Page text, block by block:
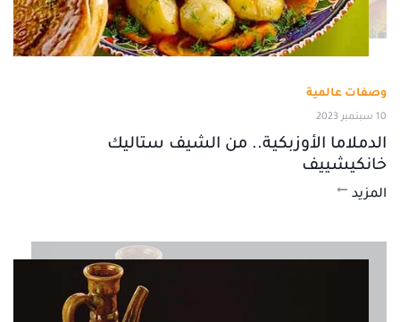
وصفات عالمية
10 سبتمبر 2023
الدملاما الأوزبكية.. من الشيف ستاليك
خانكيشييف
المزيد